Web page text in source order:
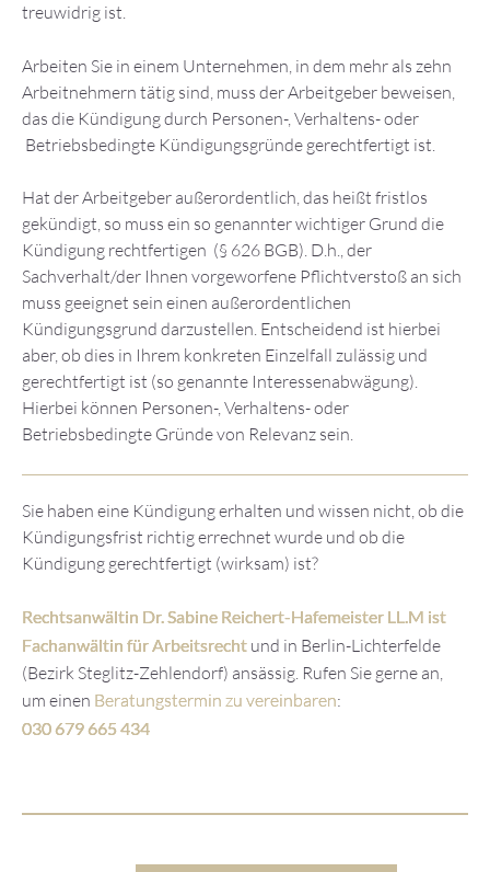
treuwidrig ist.
Arbeiten Sie in einem Unternehmen, in dem mehr als zehn
Arbeitnehmern tätig sind, muss der Arbeitgeber beweisen,
das die Kündigung durch Personen-, Verhaltens- oder
Betriebsbedingte Kündigungsgründe gerechtfertigt ist.
Hat der Arbeitgeber außerordentlich, das heißt fristlos
gekündigt, so muss ein so genannter wichtiger Grund die
Kündigung rechtfertigen (§ 626 BGB). D.h., der
Sachverhalt/der Ihnen vorgeworfene Pflichtverstoß an sich
muss geeignet sein einen außerordentlichen
Kündigungsgrund darzustellen. Entscheidend ist hierbei
aber, ob dies in Ihrem konkreten Einzelfall zulässig und
gerechtfertigt ist (so genannte Interessenabwägung).
Hierbei können Personen-, Verhaltens- oder
Betriebsbedingte Gründe von Relevanz sein.
Sie haben eine Kündigung erhalten und wissen nicht, ob die
Kündigungsfrist richtig errechnet wurde und ob die
Kündigung gerechtfertigt (wirksam) ist?
Rechtsanwältin Dr. Sabine Reichert-Hafemeister LL.M ist
Fachanwältin für Arbeitsrecht und in Berlin-Lichterfelde
(Bezirk Steglitz-Zehlendorf) ansässig. Rufen Sie gerne an,
um einen Beratungstermin zu vereinbaren:
030 679 665 434